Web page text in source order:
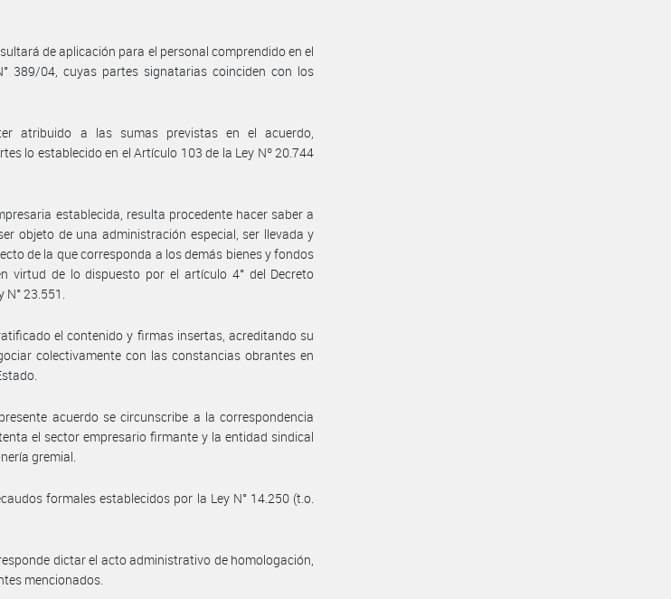
de aplicación para el personal comprendido en el
389/04, cuyas partes signatarias coinciden con los
atribuido a las sumas previstas en el acuerdo,
lo establecido en el Artículo 103 de la Ley Nº 20.744
establecida, resulta procedente hacer saber a
objeto de una administración especial, ser llevada y
de la que corresponda a los demás bienes y fondos
virtud de lo dispuesto por el artículo 4° del Decreto
N° 23.551.
el contenido y firmas insertas, acreditando su
colectivamente con las constancias obrantes en
acuerdo se circunscribe a la correspondencia
el sector empresario firmante y la entidad sindical
gremial.
formales establecidos por la Ley N° 14.250 (t.o.
dictar el acto administrativo de homologación,
mencionados.